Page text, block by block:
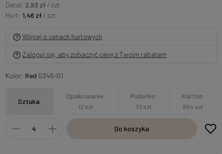
Detal: 2,93 zł / szt
Hurt: 1,46 zł / szt
Więcej o cenach hurtowych
Zaloguj się, aby zobaczyć cenę z Twoim rabatem
Kolor: Red G346-01
Sztuka
Opakowanie
12 szt
Pudełko
72 szt
Karton
864 szt
Do koszyka